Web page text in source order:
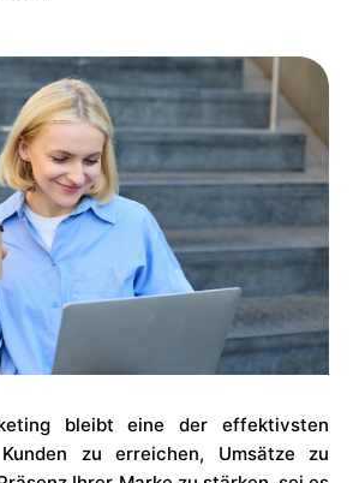
bleibt eine der effektivsten
zu erreichen, Umsätze zu